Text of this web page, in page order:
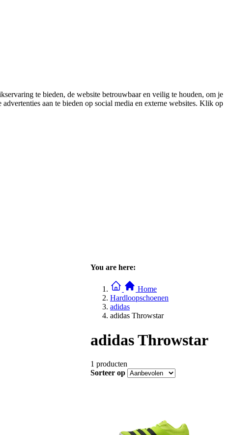
te bieden, de website betrouwbaar en veilig te houden, om je
aan te bieden op social media en externe websites. Klik op
You are here:
Home
Hardloopschoenen
adidas
adidas Throwstar
adidas Throwstar
1 producten
Sorteer op